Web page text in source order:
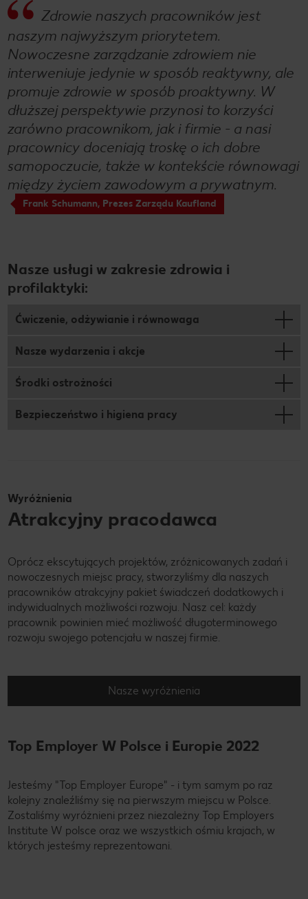
Zdrowie naszych pracowników jest
naszym najwyższym priorytetem.
Nowoczesne zarządzanie zdrowiem nie
interweniuje jedynie w sposób reaktywny, ale
promuje zdrowie w sposób proaktywny. W
dłuższej perspektywie przynosi to korzyści
zarówno pracownikom, jak i firmie - a nasi
pracownicy doceniają troskę o ich dobre
samopoczucie, także w kontekście równowagi
między życiem zawodowym a prywatnym.
Frank Schumann, Prezes Zarządu Kaufland
Nasze usługi w zakresie zdrowia i
profilaktyki:
Ćwiczenie, odżywianie i równowaga
Nasze wydarzenia i akcje
Środki ostrożności
Bezpieczeństwo i higiena pracy
Wyróżnienia
Atrakcyjny pracodawca
Oprócz ekscytujących projektów, zróżnicowanych zadań i
nowoczesnych miejsc pracy, stworzyliśmy dla naszych
pracowników atrakcyjny pakiet świadczeń dodatkowych i
indywidualnych możliwości rozwoju. Nasz cel: każdy
pracownik powinien mieć możliwość długoterminowego
rozwoju swojego potencjału w naszej firmie.
Nasze wyróżnienia
Top Employer W Polsce i Europie 2022
Jesteśmy "Top Employer Europe" - i tym samym po raz
kolejny znaleźliśmy się na pierwszym miejscu w Polsce.
Zostaliśmy wyróżnieni przez niezależny Top Employers
Institute W polsce oraz we wszystkich ośmiu krajach, w
których jesteśmy reprezentowani.